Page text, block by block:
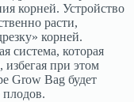
корней. Устройство
расти,
корней.
система, которая
при этом
Grow Bag будет